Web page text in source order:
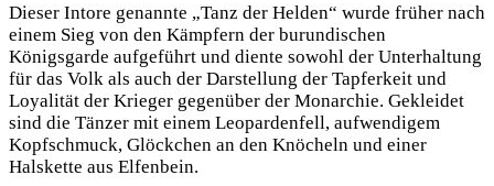
Dieser Intore genannte „Tanz der Helden“ wurde früher nach
einem Sieg von den Kämpfern der burundischen
Königsgarde aufgeführt und diente sowohl der Unterhaltung
für das Volk als auch der Darstellung der Tapferkeit und
Loyalität der Krieger gegenüber der Monarchie. Gekleidet
sind die Tänzer mit einem Leopardenfell, aufwendigem
Kopfschmuck, Glöckchen an den Knöcheln und einer
Halskette aus Elfenbein.